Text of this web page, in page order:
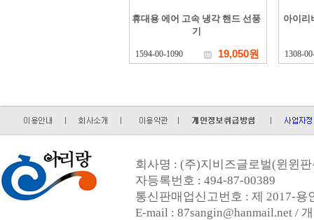
휴대용 에어 고속 냉각 핸드 선풍
기
1594-00-1090 19,050원
아이리
1308-
회사명 : (주)지비즈글로벌(윈윈
자등록번호 : 494-87-00389
통신판매업신고번호 : 제 2017-용
E-mail : 87sangin@hanmail.net /